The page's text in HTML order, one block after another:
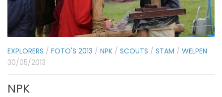
EXPLORERS / FOTO'S 2013 / NPK / SCOUTS / STAM / WELPEN
30/05/2013
NPK